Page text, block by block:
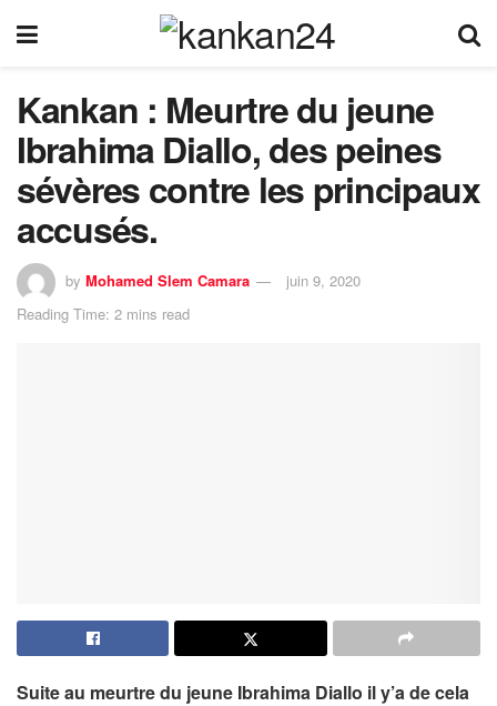
Kankan : Meurtre du jeune
Ibrahima Diallo, des peines
sévères contre les principaux
accusés.
by Mohamed Slem Camara
juin 9, 2020
Reading Time: 2 mins read
Suite au meurtre du jeune Ibrahima Diallo il y’a de cela